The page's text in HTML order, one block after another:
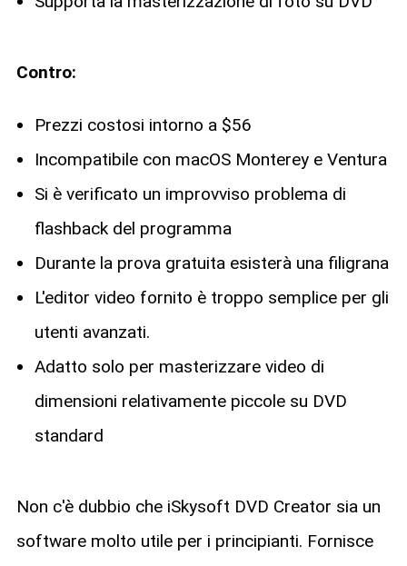
Contro:
Prezzi costosi intorno a $56
Incompatibile con macOS Monterey e Ventura
Si è verificato un improvviso problema di
flashback del programma
Durante la prova gratuita esisterà una filigrana
L'editor video fornito è troppo semplice per gli
utenti avanzati.
Adatto solo per masterizzare video di
dimensioni relativamente piccole su DVD
standard
Non c'è dubbio che iSkysoft DVD Creator sia un
software molto utile per i principianti. Fornisce